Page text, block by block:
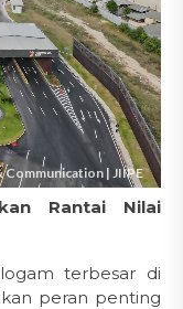
Rantai Nilai
terbesar di
peran penting